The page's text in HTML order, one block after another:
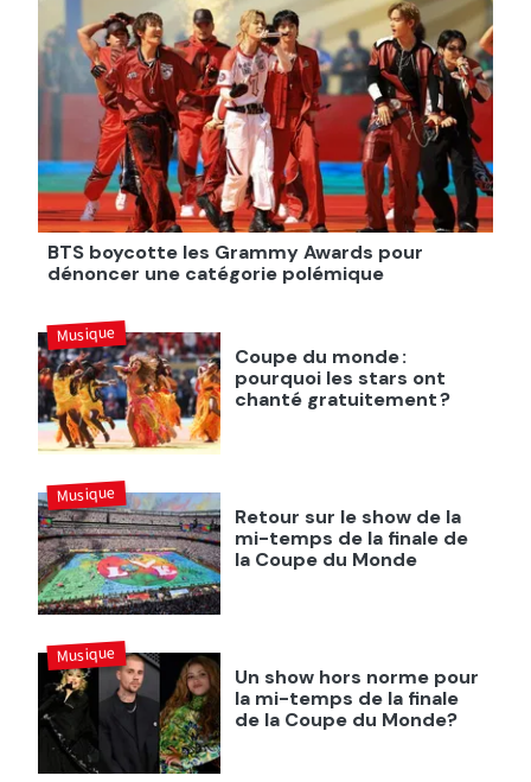
BTS boycotte les Grammy Awards pour
dénoncer une catégorie polémique
Coupe du monde :
pourquoi les stars ont
chanté gratuitement ?
Musique
Retour sur le show de la
mi-temps de la finale de
la Coupe du Monde
Musique
Un show hors norme pour
la mi-temps de la finale
de la Coupe du Monde?
Musique